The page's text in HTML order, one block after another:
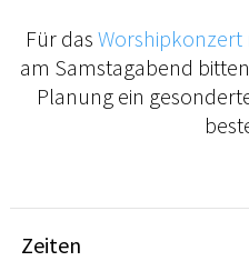
Für das Worshipkonzert
am Samstagabend
Planung ein
Zeiten